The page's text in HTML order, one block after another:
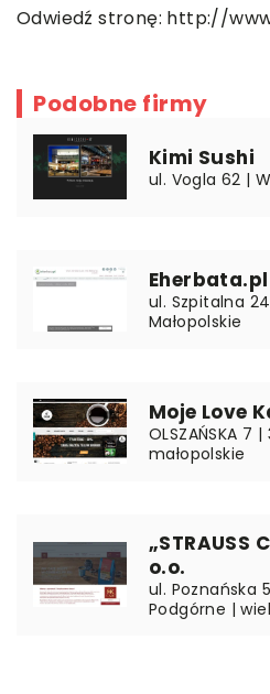
Odwiedź stronę: http://
Podobne firmy
Kimi Sushi
ul. Vogla 62 |
Eherbata.pl
ul. Szpitalna
Małopolskie
Moje Love
OLSZAŃSKA 7
małopolskie
„STRAUSS
o.o.
ul. Poznańska
Podgórne |